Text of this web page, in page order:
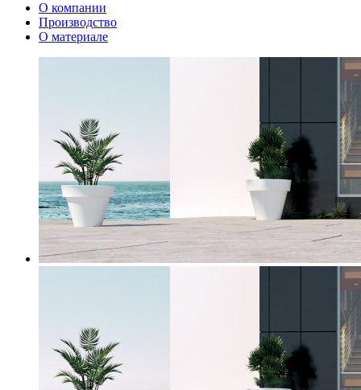
О компании
Производство
О материале